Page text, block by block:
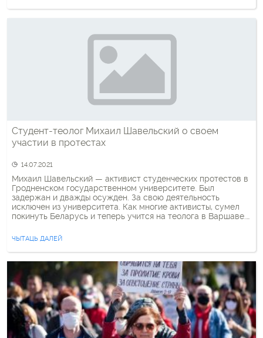
Студент-теолог Михаил Шавельский о своем
участии в протестах
14.07.2021
Михаил Шавельский — активист студенческих протестов в
Гродненском государственном университете. Был
задержан и дважды осужден. За свою деятельность
исключен из университета. Как многие активисты, сумел
покинуть Беларусь и теперь учится на теолога в Варшаве.
церковного аспекта протестного движения. Он отмечает,
что разные стороны противостояния опираются на разные
цитаты […]
ЧЫТАЦЬ ДАЛЕЙ